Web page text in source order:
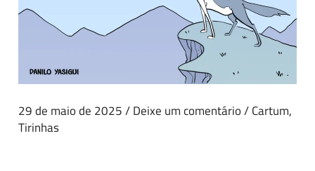
29 de maio de 2025/Deixe um comentário/Cartum,
Tirinhas